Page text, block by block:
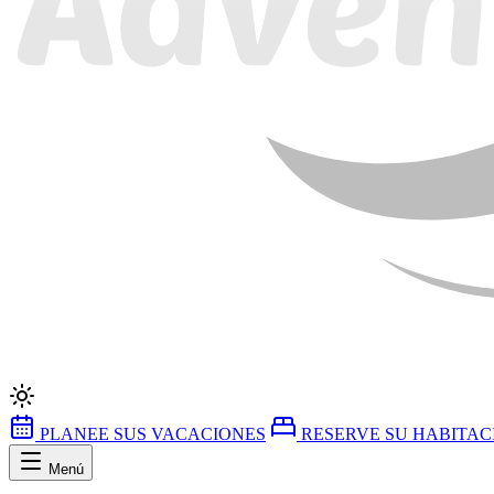
PLANEE SUS VACACIONES RESERVE SU
Menú